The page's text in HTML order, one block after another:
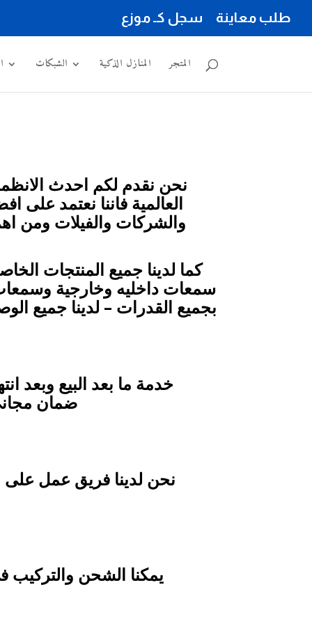
سجل كـ موزع طلب معاينة
الشبكات المنازل الذكية المتجر
نحن نقدم لكم احدث
العالمية فاننا نعتمد على
والشركات والفيلات ومن
كما لدينا جميع المنتجات
سمعات داخليه وخارجية
بجميع القدرات – لدينا جميع
خدمة ما بعد البيع وبعد
ضمان مجاني ومميزاته
نحن لدينا فريق عمل على
يمكنا الشحن